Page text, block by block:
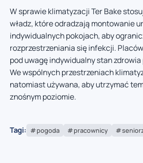
W sprawie klimatyzacji Ter Bake
władz, które odradzają montowanie
indywidualnych pokojach, aby
rozprzestrzeniania się infekcji.
pod uwagę indywidualny stan
We wspólnych przestrzeniach
natomiast używana, aby utrzymać
znośnym poziomie.
Tagi: pogoda pracownicy